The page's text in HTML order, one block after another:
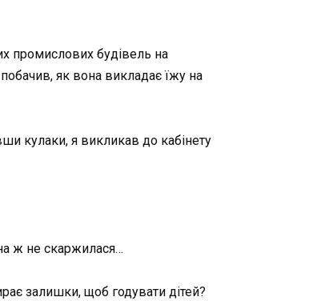
промислових будівель на
як вона викладає їжу на
кулаки, я викликав до кабінету
ж не скаржилася…
залишки, щоб годувати дітей?